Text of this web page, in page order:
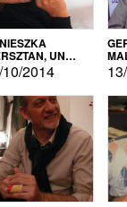
UN
DI
2014